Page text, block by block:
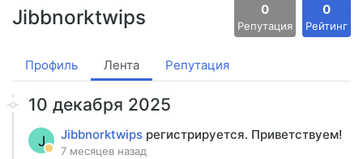
Jibbnorktwips 0
Репутация
0
Рейтинг
Профиль Лента Репутация
10 декабря 2025
J Jibbnorktwips регистрируется. Приветствуем!
7 месяцев назад